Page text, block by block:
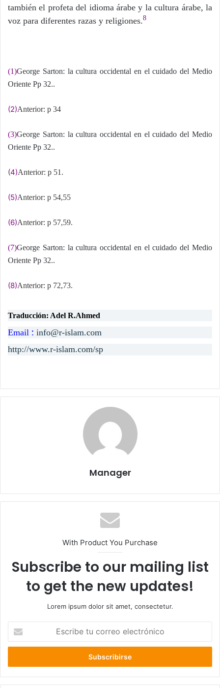
también el profeta del idioma árabe y la cultura árabe, la
voz para diferentes razas y religiones.8
(1)George Sarton: la cultura occidental en el cuidado del Medio
Oriente Pp 32..
(2)Anterior: p 34
(3)George Sarton: la cultura occidental en el cuidado del Medio
Oriente Pp 32..
(4)Anterior: p 51.
(5)Anterior: p 54,55
(6)Anterior: p 57,59.
(7)George Sarton: la cultura occidental en el cuidado del Medio
Oriente Pp 32..
(8)Anterior: p 72,73.
Traducción: Adel R.Ahmed
Email : info@r-islam.com
http://www.r-islam.com/sp
Manager
With Product You Purchase
Subscribe to our mailing list
to get the new updates!
Lorem ipsum dolor sit amet, consectetur.
c
i
b